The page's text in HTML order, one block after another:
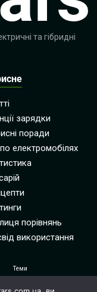
та гібридні
зарядки
поради
електромобілях
порівнянь
використання
Теми